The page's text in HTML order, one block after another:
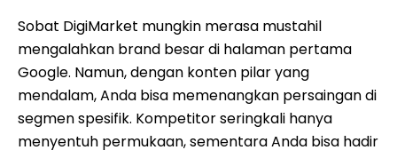
Sobat DigiMarket mungkin merasa mustahil
mengalahkan brand besar di halaman pertama
Google. Namun, dengan konten pilar yang
mendalam, Anda bisa memenangkan persaingan di
segmen spesifik. Kompetitor seringkali hanya
menyentuh permukaan, sementara Anda bisa hadir